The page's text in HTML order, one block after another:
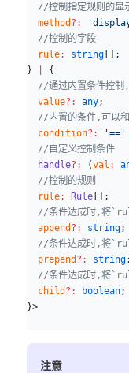
//控制指定规则的显
  method
?:
  //控制的字段
  rule
: string [];
}
{
//通过内置条件控
  value
?: any;
//内置的条件,可以
  condition
?: '=='
  //自定义控制条件
  handle
?: (val :
  //控制的规则
  rule
: Rule [];
//条件达成时,将
  append
?: string;
//条件达成时,将
  prepend
?: string;
//条件达成时,将
  child
?: boolean;
}>
注意